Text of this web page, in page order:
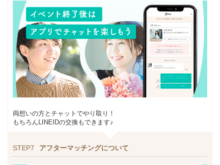
両想いの方とチャットでやり取り！
もちろんLINEIDの交換もできます♪
STEP7 アフターマッチングについて